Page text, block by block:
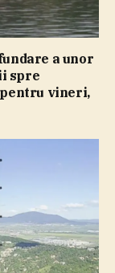
a unor
spre
pentru vineri,